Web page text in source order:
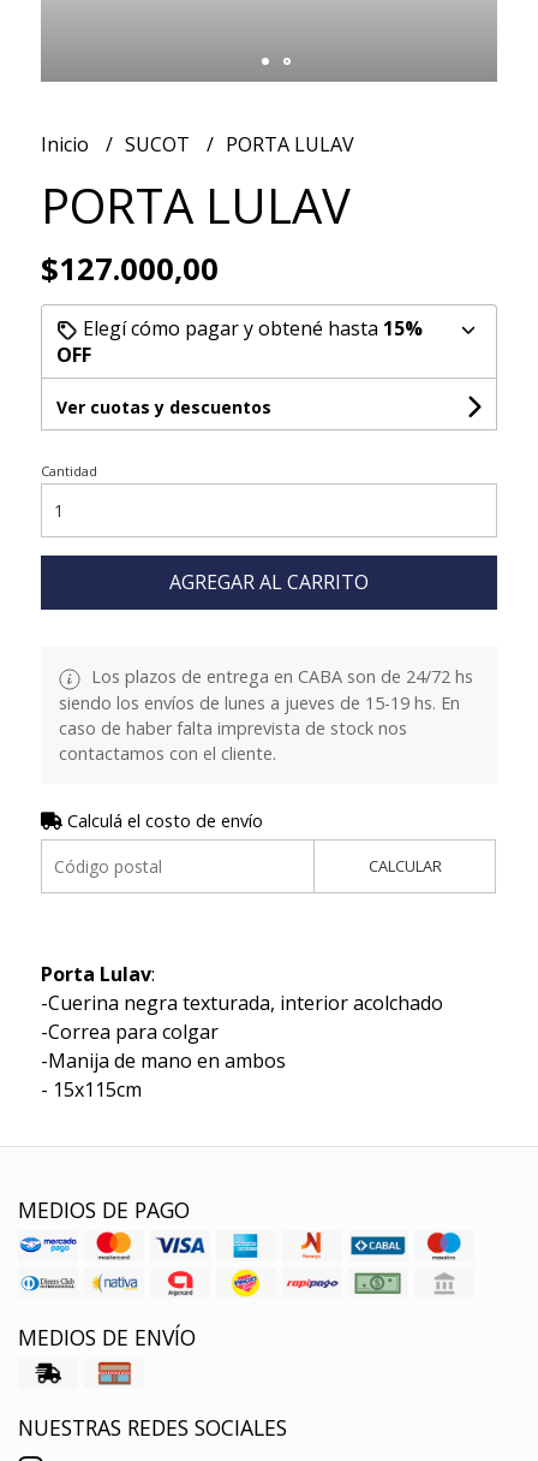
Inicio SUCOT PORTA LULAV
PORTA LULAV
$127.000,00
Elegí cómo pagar y obtené hasta 15%
OFF
Ver cuotas y descuentos
Cantidad
AGREGAR AL CARRITO
Los plazos de entrega en CABA son de 24/72 hs
siendo los envíos de lunes a jueves de 15-19 hs. En
caso de haber falta imprevista de stock nos
contactamos con el cliente.
Calculá el costo de envío
CALCULAR
Porta Lulav:
-Cuerina negra texturada, interior acolchado
-Correa para colgar
-Manija de mano en ambos
- 15x115cm
MEDIOS DE PAGO
MEDIOS DE ENVÍO
NUESTRAS REDES SOCIALES